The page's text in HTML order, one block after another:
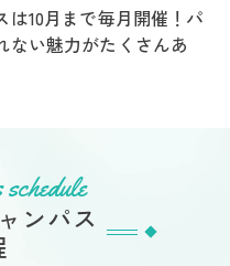
10月まで毎月開催！ パ
ない魅力がたくさんあ
schedule
ンパス